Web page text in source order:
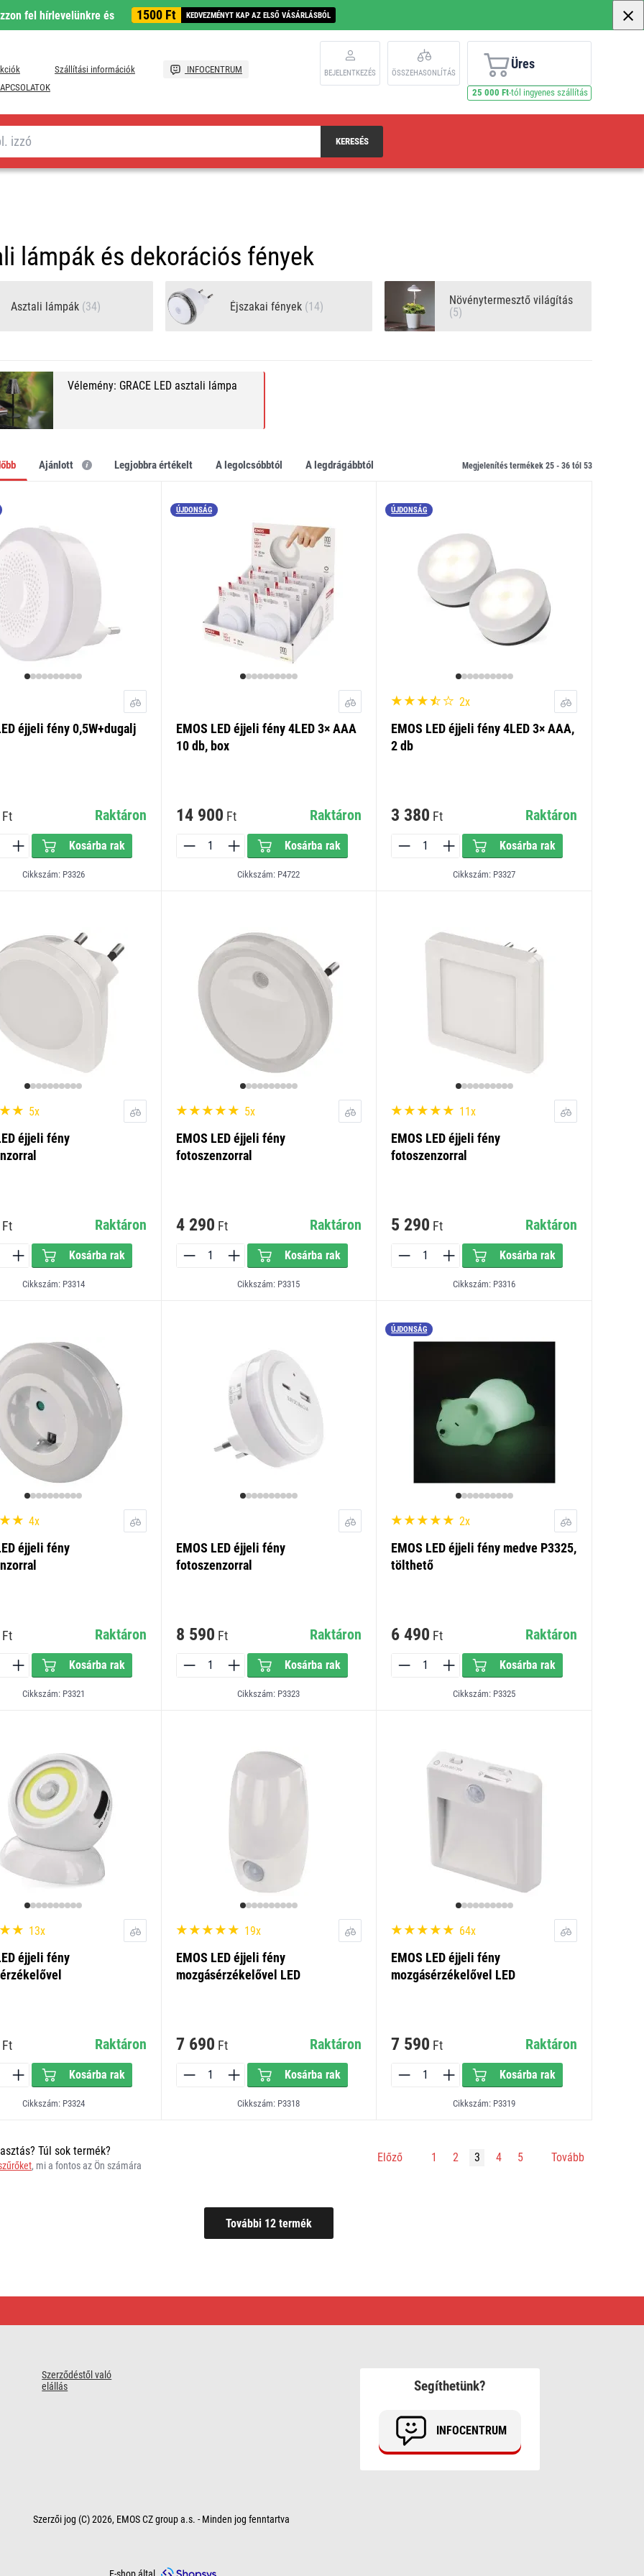
fel hírlevelünkre és 1500 Ft KEDVEZMÉNYT KAP AZ ELSŐ VÁSÁRLÁSBÓL
Szállítási információk
INFOCENTRUM
BEJELENTKEZÉS ÖSSZEHASONLÍTÁS
Üres
25 000 Ft-tól ingyenes szállítás
KERESÉS
lámpák és dekorációs fények
Asztali lámpák (34) Éjszakai fények (14)
Növénytermesztő világítás
(5)
Vélemény: GRACE LED asztali lámpa
Ajánlott legjobbra értékelt a legolcsóbbtól a legdrágábbtól Megjelenítés termékek 25 - 36 tól 53
éjjeli fény 0,5W+dugalj
Ft Raktáron
Kosárba rak
Cikkszám: P3326
ÚJDONSÁG
EMOS LED éjjeli fény 4LED 3× AAA
10 db, box
14 900 Ft Raktáron
Kosárba rak
Cikkszám: P4722
ÚJDONSÁG
2x
EMOS LED éjjeli fény 4LED 3× AAA,
2 db
3 380 Ft Raktáron
Kosárba rak
Cikkszám: P3327
5x
éjjeli fény
Ft Raktáron
Kosárba rak
Cikkszám: P3314
5x
EMOS LED éjjeli fény
fotoszenzorral
4 290 Ft Raktáron
Kosárba rak
Cikkszám: P3315
11x
EMOS LED éjjeli fény
fotoszenzorral
5 290 Ft Raktáron
Kosárba rak
Cikkszám: P3316
4x
éjjeli fény
Ft Raktáron
Kosárba rak
Cikkszám: P3321
EMOS LED éjjeli fény
fotoszenzorral
8 590 Ft Raktáron
Kosárba rak
Cikkszám: P3323
ÚJDONSÁG
2x
EMOS LED éjjeli fény medve P3325,
tölthető
6 490 Ft Raktáron
Kosárba rak
Cikkszám: P3325
13x
éjjeli fény
Ft Raktáron
Kosárba rak
Cikkszám: P3324
19x
EMOS LED éjjeli fény
mozgásérzékelővel LED
7 690 Ft Raktáron
Kosárba rak
Cikkszám: P3318
64x
EMOS LED éjjeli fény
mozgásérzékelővel LED
7 590 Ft Raktáron
Kosárba rak
Cikkszám: P3319
Túl sok termék?
, mi a fontos az Ön számára
Előző 1 2 3 4 5 Tovább
Szerződéstől való
elállás
Segíthetünk?
INFOCENTRUM
Szerzői jog (C) 2026, EMOS CZ group a.s. - Minden jog fenntartva